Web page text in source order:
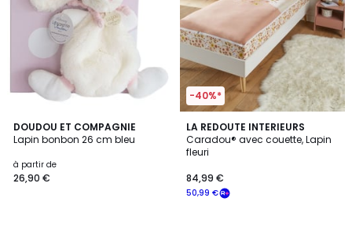
DOUDOU ET COMPAGNIE
Lapin bonbon 26 cm bleu
à partir de
26,90 €
3
Couleurs
-40%*
LA REDOUTE INTERIEURS
Caradou® avec couette, Lapin
fleuri
50,99 €
84,99 €
4,5
/ 5